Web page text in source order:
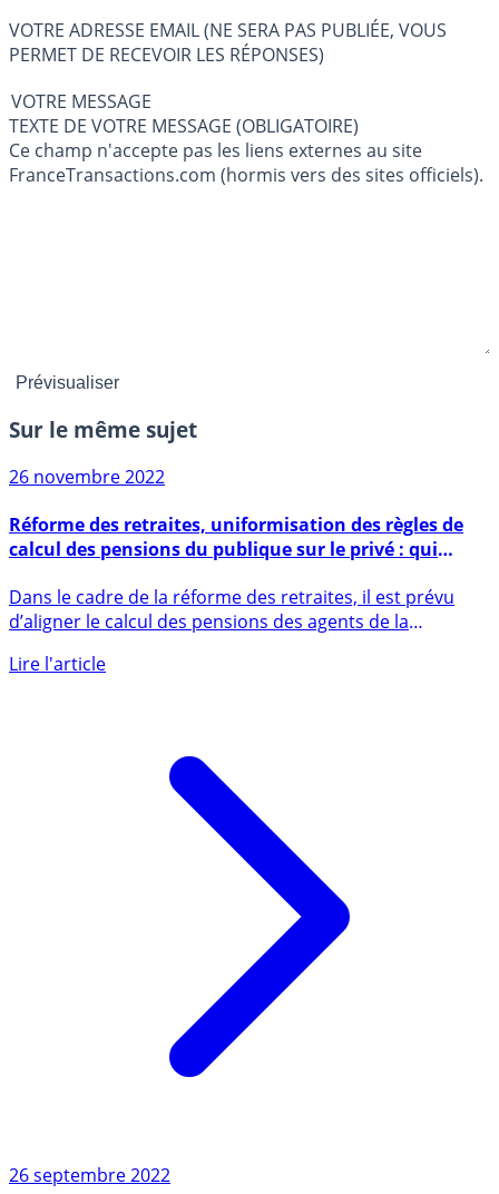
VOTRE ADRESSE EMAIL (NE SERA PAS PUBLIÉE, VOUS
PERMET DE RECEVOIR LES RÉPONSES)
VOTRE MESSAGE
TEXTE DE VOTRE MESSAGE (OBLIGATOIRE)
Ce champ n'accepte pas les liens externes au site
FranceTransactions.com (hormis vers des sites officiels).
Sur le même sujet
26 novembre 2022
calcul des pensions du publique sur le privé : qui
serait perdant ? Gagnant ?
d’aligner le calcul des pensions des agents de la